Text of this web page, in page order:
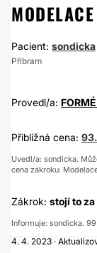
Pacient: sondicka
Příbram
Provedl/a:
Přibližná cena:
Uvedl/a: sondicka.
cena zákroku:
Zákrok: stojí to za
Informuje: sondicka.
4. 4. 2023 ·